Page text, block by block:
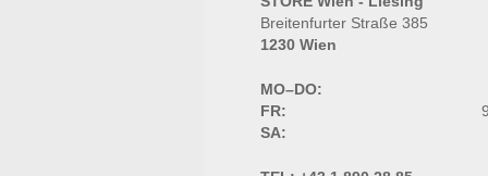
Breitenfurter Straße 385
1230 Wien
MO–DO:
FR:
SA: